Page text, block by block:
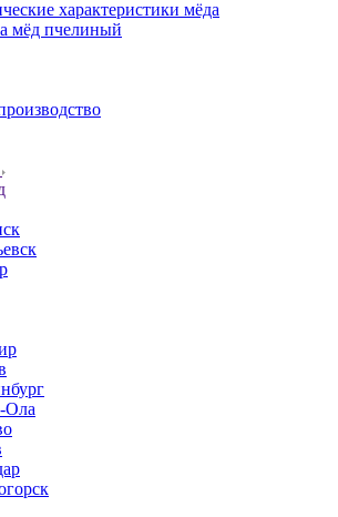
характеристики мёда
мёд пчелиный
Ола